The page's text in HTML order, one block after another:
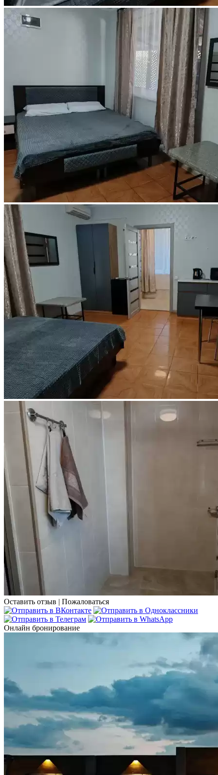
Оставить отзыв | Пожаловаться
Онлайн бронирование